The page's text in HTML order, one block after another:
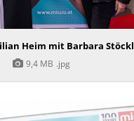
Heim mit Barbara Stöckl
9,4 MB .jpg